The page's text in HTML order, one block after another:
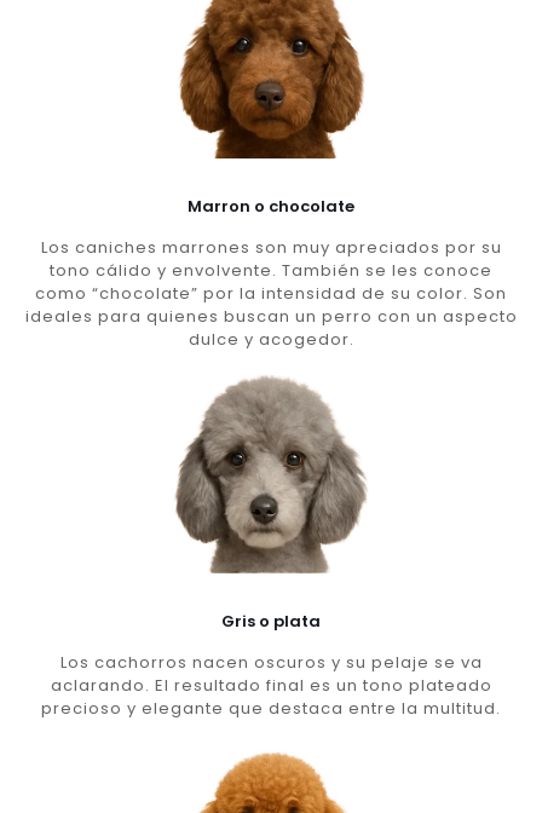
Marron o chocolate
Los caniches marrones son muy apreciados por su
tono cálido y envolvente. También se les conoce
como “chocolate” por la intensidad de su color. Son
ideales para quienes buscan un perro con un aspecto
dulce y acogedor.
Gris o plata
Los cachorros nacen oscuros y su pelaje se va
aclarando. El resultado final es un tono plateado
precioso y elegante que destaca entre la multitud.